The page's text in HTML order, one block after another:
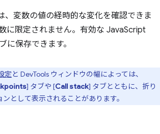
、変数の値の経時的な変化を確認できま
に限定されません。有効な JavaScript
に保存できます。
定 と DevTools ウィンドウの幅によっては、
] タブや [Call stack] タブとともに、折り
として表示されることがあります。